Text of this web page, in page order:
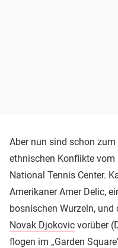
Aber nun sind schon
ethnischen Konflikte
National Tennis Center.
Amerikaner Amer Delic,
bosnischen Wurzeln,
Novak Djokovic vorüber
flogen im „Garden